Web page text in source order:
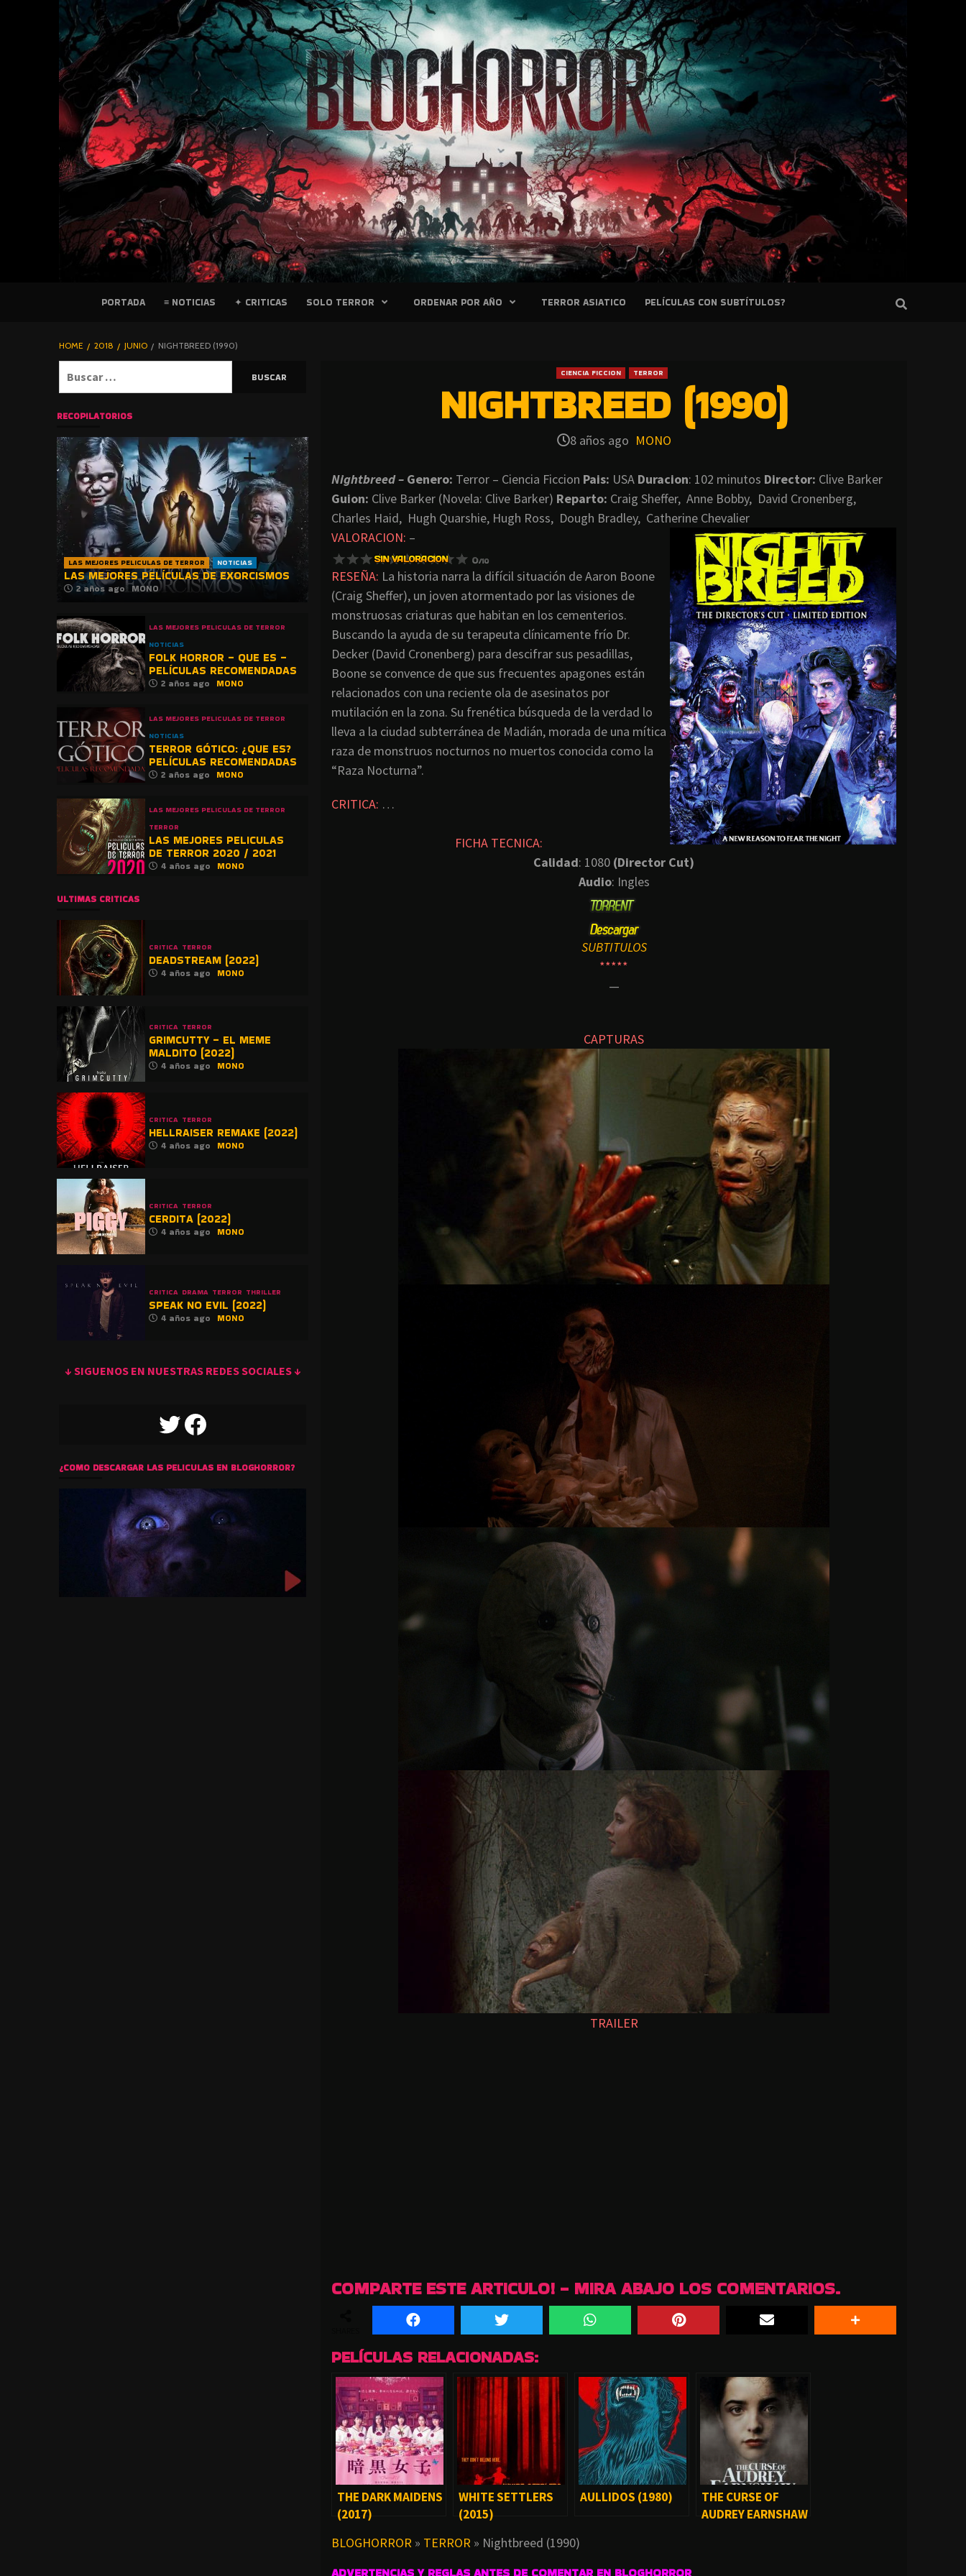
PELICULAS
BLOGHORROR
⋆
PORTADA ≡ NOTICIAS ✦ CRITICAS SOLO TERROR ORDENAR POR AÑO TERROR ASIATICO PELÍCULAS CON SUBTÍTULOS?
HOME 2018 JUNIO NIGHTBREED (1990)
CIENCIA FICCION TERROR
NIGHTBREED (1990)
8 años ago MONO
Nightbreed – Genero: Terror – Ciencia Ficcion Pais: USA Duracion: 102 minutos Director: Clive Barker
Guion: Clive Barker (Novela: Clive Barker) Reparto: Craig Sheffer, Anne Bobby, David Cronenberg,
Charles Haid, Hugh Quarshie, Hugh Ross, Dough Bradley, Catherine Chevalier
VALORACION: –
RESEÑA: La historia narra la difícil situación de Aaron Boone
(Craig Sheffer), un joven atormentado por las visiones de
monstruosas criaturas que habitan en los cementerios.
Buscando la ayuda de su terapeuta clínicamente frío Dr.
Decker (David Cronenberg) para descifrar sus pesadillas,
Boone se convence de que sus frecuentes apagones están
relacionados con una reciente ola de asesinatos por
mutilación en la zona. Su frenética búsqueda de la verdad lo
lleva a la ciudad subterránea de Madián, morada de una mítica
raza de monstruos nocturnos no muertos conocida como la
“Raza Nocturna”.
CRITICA: …
FICHA TECNICA:
Calidad: 1080 (Director Cut)
Audio: Ingles
SUBTITULOS
*****
—
CAPTURAS
TRAILER
COMPARTE ESTE ARTICULO! - MIRA ABAJO LOS COMENTARIOS.
PELÍCULAS RELACIONADAS:
THE DARK MAIDENS
(2017)
WHITE SETTLERS
(2015)
AULLIDOS (1980)
THE CURSE OF
AUDREY EARNSHAW
BLOGHORROR » TERROR » Nightbreed (1990)
RECOPILATORIOS
LAS MEJORES PELICULAS DE TERROR NOTICIAS
LAS MEJORES PELÍCULAS DE EXORCISMOS
2 años ago MONO
LAS MEJORES PELICULAS DE TERROR
NOTICIAS
FOLK HORROR – QUE ES –
PELÍCULAS RECOMENDADAS
2 años ago MONO
LAS MEJORES PELICULAS DE TERROR
NOTICIAS
TERROR GÓTICO: ¿QUE ES?
PELÍCULAS RECOMENDADAS
2 años ago MONO
LAS MEJORES PELICULAS DE TERROR
TERROR
LAS MEJORES PELICULAS
DE TERROR 2020 / 2021
4 años ago MONO
ULTIMAS CRITICAS
CRITICA TERROR
DEADSTREAM (2022)
4 años ago MONO
CRITICA TERROR
GRIMCUTTY – EL MEME
MALDITO (2022)
4 años ago MONO
CRITICA TERROR
HELLRAISER REMAKE (2022)
4 años ago MONO
CRITICA TERROR
CERDITA (2022)
4 años ago MONO
CRITICA DRAMA TERROR THRILLER
SPEAK NO EVIL (2022)
4 años ago MONO
↓ SIGUENOS EN NUESTRAS REDES SOCIALES ↓
TWITTERFACEBOOK
¿COMO DESCARGAR LAS PELICULAS EN BLOGHORROR?